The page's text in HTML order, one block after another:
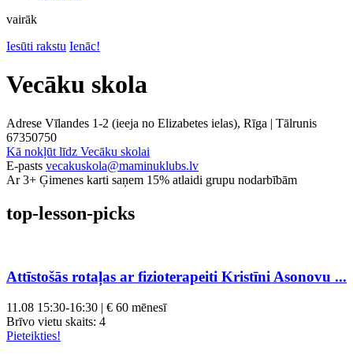
vairāk
Iesūti rakstu Ienāc!
Vecāku skola
Adrese Vīlandes 1-2 (ieeja no Elizabetes ielas), Rīga | Tālrunis
67350750
Kā nokļūt līdz Vecāku skolai
E-pasts vecakuskola@maminuklubs.lv
Ar 3+ Ģimenes karti saņem 15% atlaidi grupu nodarbībām
top-lesson-picks
Attīstošās rotaļas ar fizioterapeiti Kristīni Asonovu ...
11.08 15:30-16:30 | € 60 mēnesī
Brīvo vietu skaits: 4
Pieteikties!